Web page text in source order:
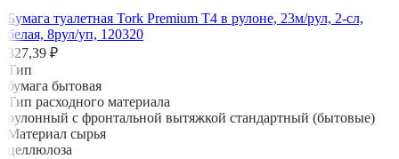
Бумага туалетная Tork Premium Т4 в рулоне, 23м/рул, 2-сл,
белая, 8рул/уп, 120320
327,39 ₽
Тип
бумага бытовая
Тип расходного материала
рулонный с фронтальной вытяжкой стандартный (бытовые)
Материал сырья
целлюлоза